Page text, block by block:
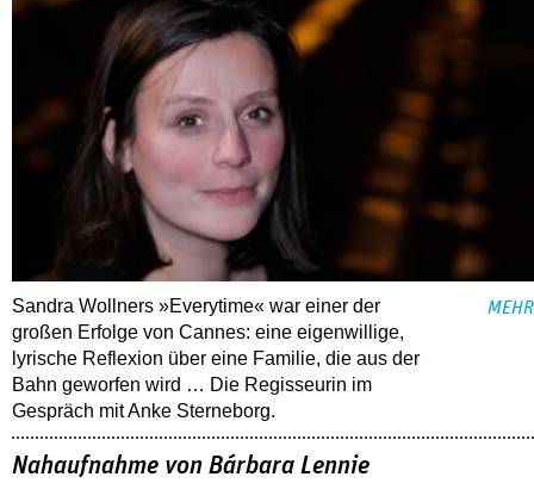
Sandra Wollners »Everytime« war einer der
großen Erfolge von Cannes: eine eigenwillige,
lyrische Reflexion über eine ­Familie, die aus der
Bahn geworfen wird … Die Regisseurin im
Gespräch mit Anke Sterneborg.
MEHR
Nahaufnahme von Bárbara Lennie